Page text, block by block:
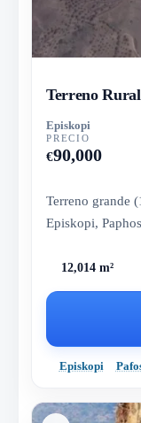
Terreno
Episkopi
PRECIO
€90,000
Terreno grande
Episkopi,
12,014 m²
Episkopi